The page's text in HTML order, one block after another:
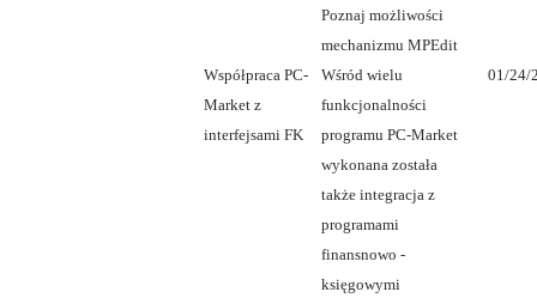
Poznaj możliwości
mechanizmu MPEdit
Współpraca PC-
Market z
interfejsami FK
Wśród wielu
funkcjonalności
programu PC-Market
wykonana została
także integracja z
programami
finansnowo -
księgowymi
01/24/